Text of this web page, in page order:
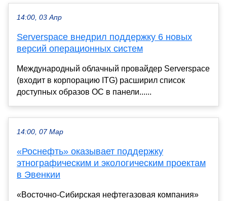
14:00, 03 Апр
Serverspace внедрил поддержку 6 новых
версий операционных систем
Международный облачный провайдер Serverspace
(входит в корпорацию ITG) расширил список
доступных образов ОС в панели......
14:00, 07 Мар
«Роснефть» оказывает поддержку
этнографическим и экологическим проектам
в Эвенкии
«Восточно-Сибирская нефтегазовая компания»